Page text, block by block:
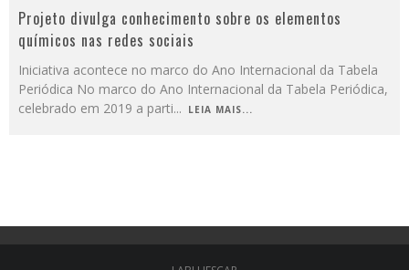
Projeto divulga conhecimento sobre os elementos
químicos nas redes sociais
Iniciativa acontece no marco do Ano Internacional da Tabela
Periódica No marco do Ano Internacional da Tabela Periódica,
celebrado em 2019 a parti... LEIA MAIS...